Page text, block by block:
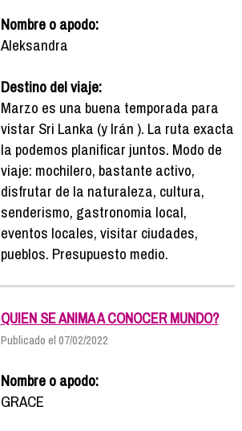
Nombre o apodo:
Aleksandra
Destino del viaje:
Marzo es una buena temporada para
vistar Sri Lanka (y Irán ). La ruta exacta
la podemos planificar juntos. Modo de
viaje: mochilero, bastante activo,
disfrutar de la naturaleza, cultura,
senderismo, gastronomia local,
eventos locales, visitar ciudades,
pueblos. Presupuesto medio.
QUIEN SE ANIMA A CONOCER MUNDO?
Publicado el 07/02/2022
Nombre o apodo:
GRACE